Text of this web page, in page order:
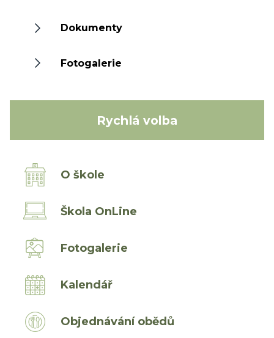
Dokumenty
Fotogalerie
Rychlá volba
O škole
Škola OnLine
Fotogalerie
Kalendář
Objednávání obědů